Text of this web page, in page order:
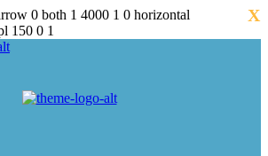
0 both 1 4000 1 0 horizontal
150 0 1
X